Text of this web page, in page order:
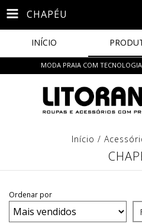
CHAPÉU
INÍCIO
MODA PRAIA COM
Início /
Ordenar por